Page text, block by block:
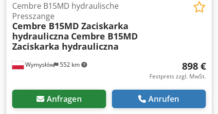
Wymysłów 552 km
Cembre B15MD hydraulische
Presszange
Cembre B15MD Zaciskarka
hydrauliczna Cembre B15MD
Zaciskarka hydrauliczna
898 €
Festpreis zzgl. MwSt.
Anfragen Anrufen